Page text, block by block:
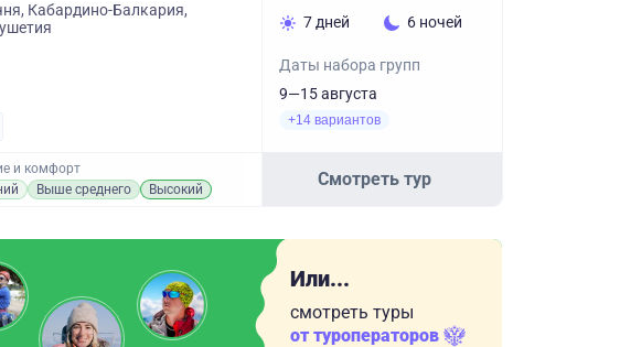
Кабардино-Балкария,
и комфорт
Выше среднего Высокий
7 дней 6 ночей
Даты набора групп
9—15 августа
+14 вариантов
Смотреть тур
Или...
смотреть туры
от туроператоров